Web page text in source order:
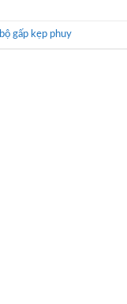
bộ gấp kẹp phuy